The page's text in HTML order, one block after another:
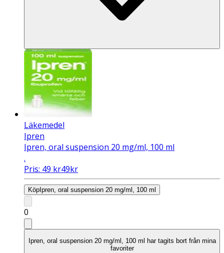
Läkemedel
Ipren
Ipren, oral suspension 20 mg/ml, 100 ml
.
Pris: 49 kr49kr
Köp Ipren, oral suspension 20 mg/ml, 100 ml
0
Ipren, oral suspension 20 mg/ml, 100 ml har tagits bort från mina
favoriter